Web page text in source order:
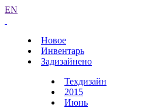
EN
Новое
Инвентарь
Задизайнено
Техдизайн
2015
Июнь